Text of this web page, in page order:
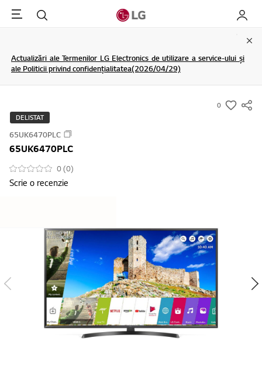
Menu Cautare My LG
Actualizări ale Termenilor LG Electronics de utilizare a service-ului și
ale Politicii privind confidențialitatea(2026/04/29)
0
s
DELISTAT
65UK6470PLC
65UK6470PLC
0 (0)
Scrie o recenzie